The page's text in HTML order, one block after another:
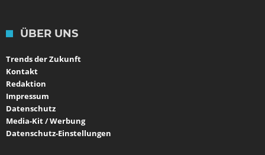
ÜBER UNS
Trends der Zukunft
Kontakt
Redaktion
Impressum
Datenschutz
Media-Kit / Werbung
Datenschutz-Einstellungen